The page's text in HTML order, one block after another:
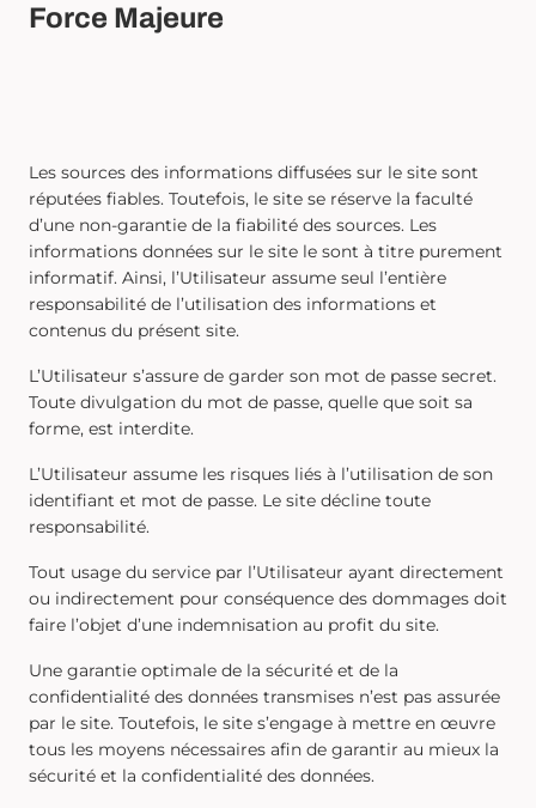
Force Majeure
Les sources des informations diffusées sur le site sont
réputées fiables. Toutefois, le site se réserve la faculté
d’une non-garantie de la fiabilité des sources. Les
informations données sur le site le sont à titre purement
informatif. Ainsi, l’Utilisateur assume seul l’entière
responsabilité de l’utilisation des informations et
contenus du présent site.
L’Utilisateur s’assure de garder son mot de passe secret.
Toute divulgation du mot de passe, quelle que soit sa
forme, est interdite.
L’Utilisateur assume les risques liés à l’utilisation de son
identifiant et mot de passe. Le site décline toute
responsabilité.
Tout usage du service par l’Utilisateur ayant directement
ou indirectement pour conséquence des dommages doit
faire l’objet d’une indemnisation au profit du site.
Une garantie optimale de la sécurité et de la
confidentialité des données transmises n’est pas assurée
par le site. Toutefois, le site s’engage à mettre en œuvre
tous les moyens nécessaires afin de garantir au mieux la
sécurité et la confidentialité des données.